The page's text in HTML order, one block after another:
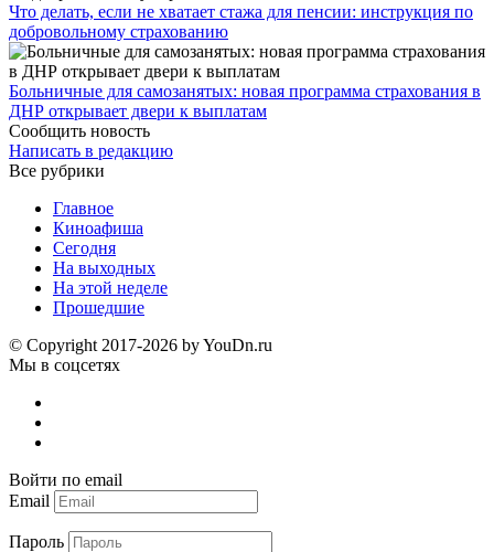
Что делать, если не хватает стажа для пенсии: инструкция по
добровольному страхованию
Больничные для самозанятых: новая программа страхования в
ДНР открывает двери к выплатам
Сообщить новость
Написать в редакцию
Все рубрики
Главное
Киноафиша
Сегодня
На выходных
На этой неделе
Прошедшие
© Copyright 2017-2026 by YouDn.ru
Мы в соцсетях
Войти по email
Email
Пароль